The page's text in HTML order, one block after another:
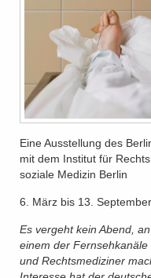
Eine Ausstellung des
mit dem Institut für
soziale Medizin Berlin
6. März bis 13.
Es vergeht kein Abend,
einem der
und Rechtsmediziner